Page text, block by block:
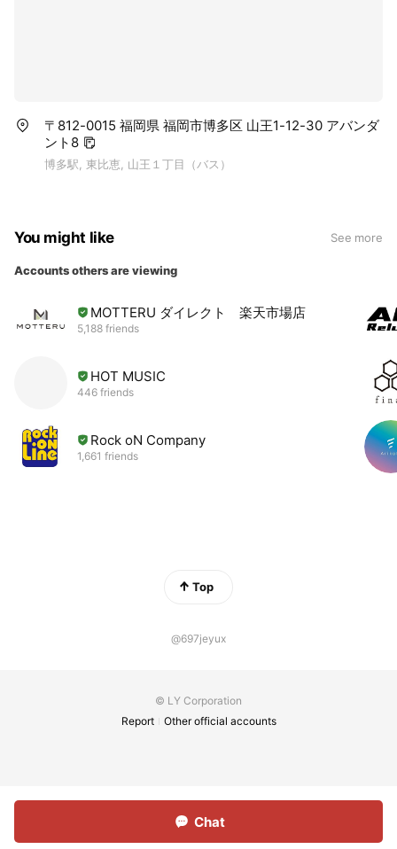
〒812-0015 福岡県 福岡市博多区 山王1-12-30 アバンダ
ント8
博多駅, 東比恵, 山王１丁目（バス）
You might like See more
Accounts others are viewing
MOTTERU ダイレクト 楽天市場店
5,188 friends
HOT MUSIC
446 friends
Rock oN Company
1,661 friends
Top
@697jeyux
© LY Corporation
Report
Other official accounts
Chat